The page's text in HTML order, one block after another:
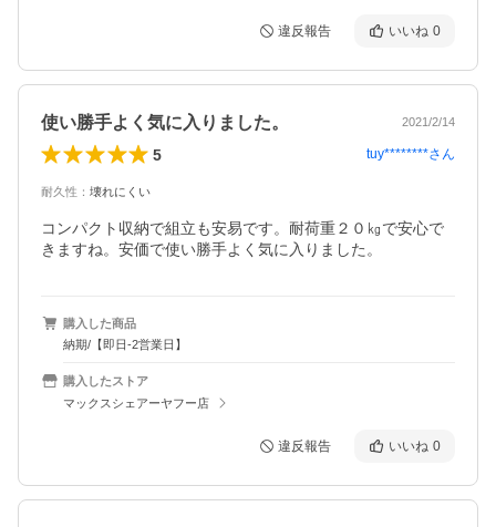
違反報告 いいね 0
使い勝手よく気に入りました。 2021/2/14
5 tuy********さん
耐久性 ： 壊れにくい
コンパクト収納で組立も安易です。耐荷重２０㎏で安心で
きますね。安価で使い勝手よく気に入りました。
購入した商品
納期/【即日-2営業日】
購入したストア
マックスシェアーヤフー店
違反報告 いいね 0